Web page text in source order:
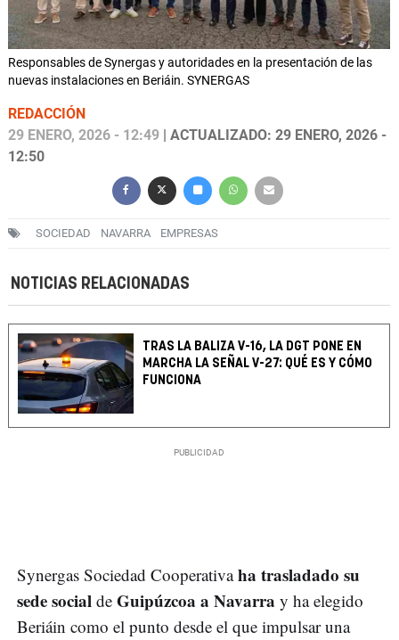
Responsables de Synergas y autoridades en la presentación de las
nuevas instalaciones en Beriáin. SYNERGAS
REDACCIÓN
29 ENERO, 2026 - 12:49 | ACTUALIZADO: 29 ENERO, 2026 -
12:50
SOCIEDAD NAVARRA EMPRESAS
NOTICIAS RELACIONADAS
TRAS LA BALIZA V-16, LA DGT PONE EN
MARCHA LA SEÑAL V-27: QUÉ ES Y CÓMO
FUNCIONA
Synergas Sociedad Cooperativaha trasladado su
sede social de Guipúzcoa a Navarra y ha elegido
Beriáin como el punto desde el que impulsar una